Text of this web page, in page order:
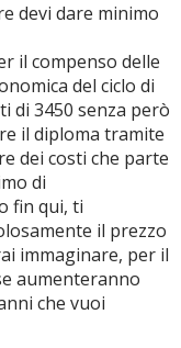
devi dare minimo
il compenso delle
del ciclo di
di 3450 senza però
il diploma tramite
dei costi che parte
di
fin qui, ti
il prezzo
immaginare, per il
aumenteranno
che vuoi